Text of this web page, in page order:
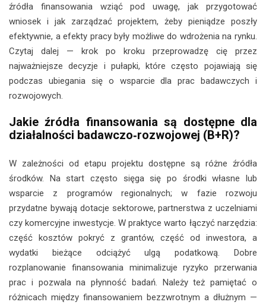
źródła finansowania wziąć pod uwagę, jak przygotować
wniosek i jak zarządzać projektem, żeby pieniądze poszły
efektywnie, a efekty pracy były możliwe do wdrożenia na rynku.
Czytaj dalej — krok po kroku przeprowadzę cię przez
najważniejsze decyzje i pułapki, które często pojawiają się
podczas ubiegania się o wsparcie dla prac badawczych i
rozwojowych.
Jakie źródła finansowania są dostępne dla
działalności badawczo‑rozwojowej (B+R)?
W zależności od etapu projektu dostępne są różne źródła
środków. Na start często sięga się po środki własne lub
wsparcie z programów regionalnych; w fazie rozwoju
przydatne bywają dotacje sektorowe, partnerstwa z uczelniami
czy komercyjne inwestycje. W praktyce warto łączyć narzędzia:
część kosztów pokryć z grantów, część od inwestora, a
wydatki bieżące odciążyć ulgą podatkową. Dobre
rozplanowanie finansowania minimalizuje ryzyko przerwania
prac i pozwala na płynność badań. Należy też pamiętać o
różnicach między finansowaniem bezzwrotnym a dłużnym —